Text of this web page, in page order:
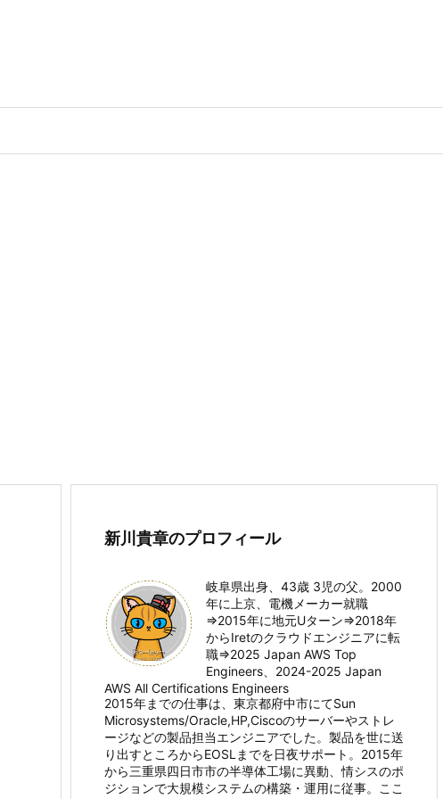
新川貴章のプロフィール
岐阜県出身、43歳 3児の父。2000
年に上京、電機メーカー就職
⇒2015年に地元Uターン⇒2018年
からIretのクラウドエンジニアに転
職⇒2025 Japan AWS Top
Engineers、2024-2025 Japan
AWS All Certifications Engineers
2015年までの仕事は、東京都府中市にてSun
Microsystems/Oracle,HP,Ciscoのサーバーやストレ
ージなどの製品担当エンジニアでした。製品を世に送
り出すところからEOSLまでを日夜サポート。2015年
から三重県四日市市の半導体工場に異動、情シスのポ
ジションで大規模システムの構築・運用に従事。ここ